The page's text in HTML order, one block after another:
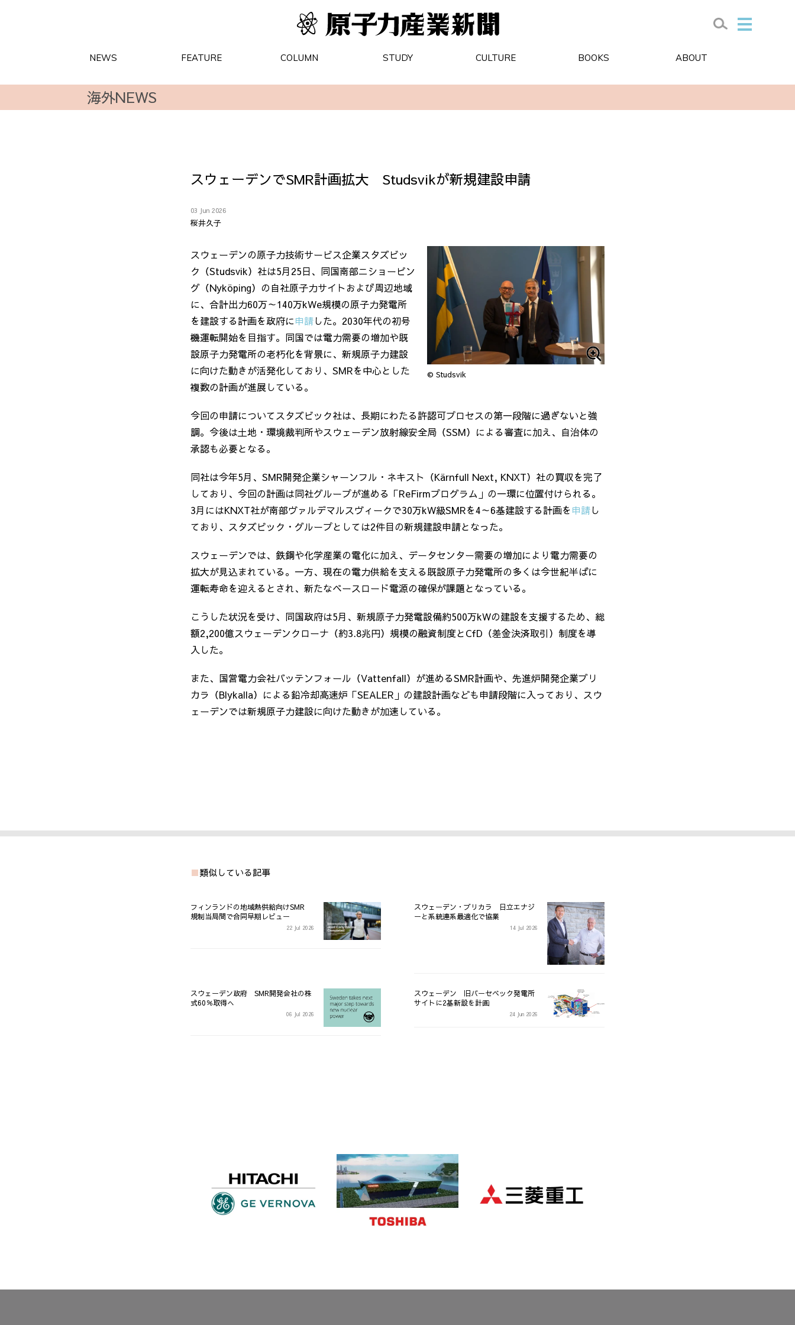
NEWS FEATURE COLUMN STUDY CULTURE BOOKS ABOUT
海外NEWS
スウェーデンでSMR計画拡大 Studsvikが新規建設申請
03 Jun 2026
桜井久子
© Studsvik
スウェーデンの原子力技術サービス企業スタズビッ
ク（Studsvik）社は5月25日、同国南部ニショーピン
グ（Nyköping）の自社原子力サイトおよび周辺地域
に、合計出力60万～140万kWe規模の原子力発電所
を建設する計画を政府に申請した。2030年代の初号
機運転開始を目指す。同国では電力需要の増加や既
設原子力発電所の老朽化を背景に、新規原子力建設
に向けた動きが活発化しており、SMRを中心とした
複数の計画が進展している。
今回の申請についてスタズビック社は、長期にわたる許認可プロセスの第一段階に過ぎないと強
調。今後は土地・環境裁判所やスウェーデン放射線安全局（SSM）による審査に加え、自治体の
承認も必要となる。
同社は今年5月、SMR開発企業シャーンフル・ネキスト（Kärnfull Next, KNXT）社の買収を完了
しており、今回の計画は同社グループが進める「ReFirmプログラム」の一環に位置付けられる。
3月にはKNXT社が南部ヴァルデマルスヴィークで30万kW級SMRを4～6基建設する計画を申請し
ており、スタズビック・グループとしては2件目の新規建設申請となった。
スウェーデンでは、鉄鋼や化学産業の電化に加え、データセンター需要の増加により電力需要の
拡大が見込まれている。一方、現在の電力供給を支える既設原子力発電所の多くは今世紀半ばに
運転寿命を迎えるとされ、新たなベースロード電源の確保が課題となっている。
こうした状況を受け、同国政府は5月、新規原子力発電設備約500万kWの建設を支援するため、総
額2,200億スウェーデンクローナ（約3.8兆円）規模の融資制度とCfD（差金決済取引）制度を導
入した。
また、国営電力会社バッテンフォール（Vattenfall）が進めるSMR計画や、先進炉開発企業ブリ
カラ（Blykalla）による鉛冷却高速炉「SEALER」の建設計画なども申請段階に入っており、スウ
ェーデンでは新規原子力建設に向けた動きが加速している。
類似している記事
フィンランドの地域熱供給向けSMR
規制当局間で合同早期レビュー
22 Jul 2026
スウェーデン・ブリカラ 日立エナジ
ーと系統連系最適化で協業
14 Jul 2026
スウェーデン政府 SMR開発会社の株
式60％取得へ
06 Jul 2026
スウェーデン 旧バーセベック発電所
サイトに2基新設を計画
24 Jun 2026